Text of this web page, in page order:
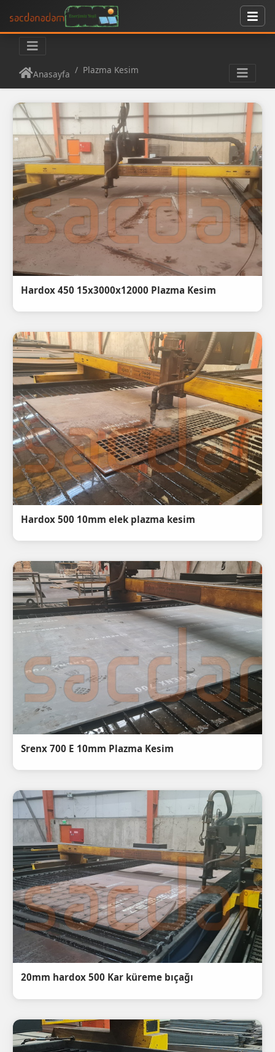
Anasayfa Plazma Kesim
Hardox 450 15x3000x12000 Plazma Kesim
Hardox 500 10mm elek plazma kesim
Srenx 700 E 10mm Plazma Kesim
20mm hardox 500 Kar küreme bıçağı